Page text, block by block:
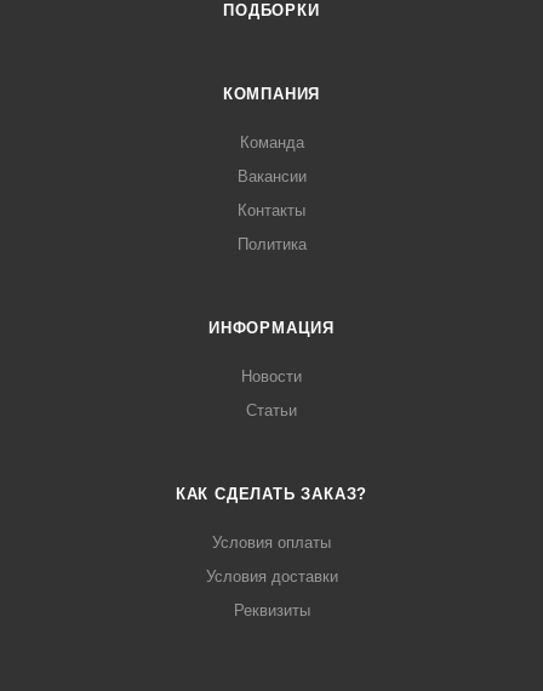
ПОДБОРКИ
КОМПАНИЯ
Команда
Вакансии
Контакты
Политика
ИНФОРМАЦИЯ
Новости
Статьи
КАК СДЕЛАТЬ ЗАКАЗ?
Условия оплаты
Условия доставки
Реквизиты